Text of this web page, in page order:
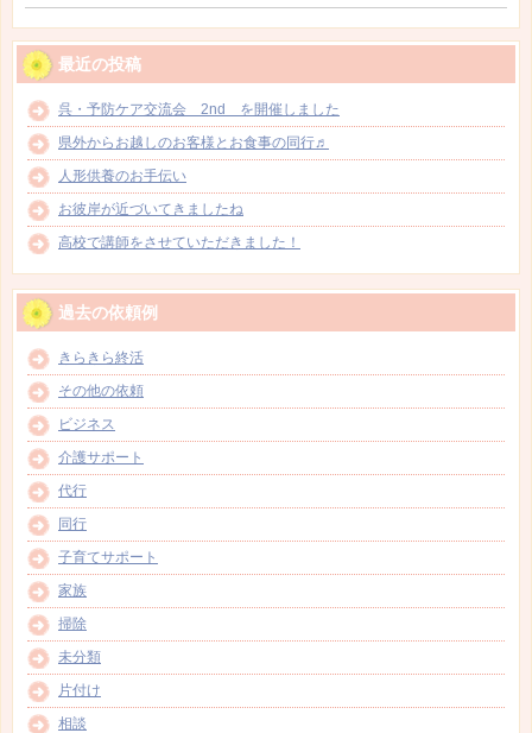
最近の投稿
呉・予防ケア交流会 2nd を開催しました
県外からお越しのお客様とお食事の同行♬
人形供養のお手伝い
お彼岸が近づいてきましたね
高校で講師をさせていただきました！
過去の依頼例
きらきら終活
その他の依頼
ビジネス
介護サポート
代行
同行
子育てサポート
家族
掃除
未分類
片付け
相談